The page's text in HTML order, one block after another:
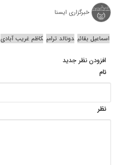
خبرگزاری ایسنا
اسماعیل بقائی دونالد ترامپ کاظم غریب آبادی
افزودن نظر جدید
نام
نظر